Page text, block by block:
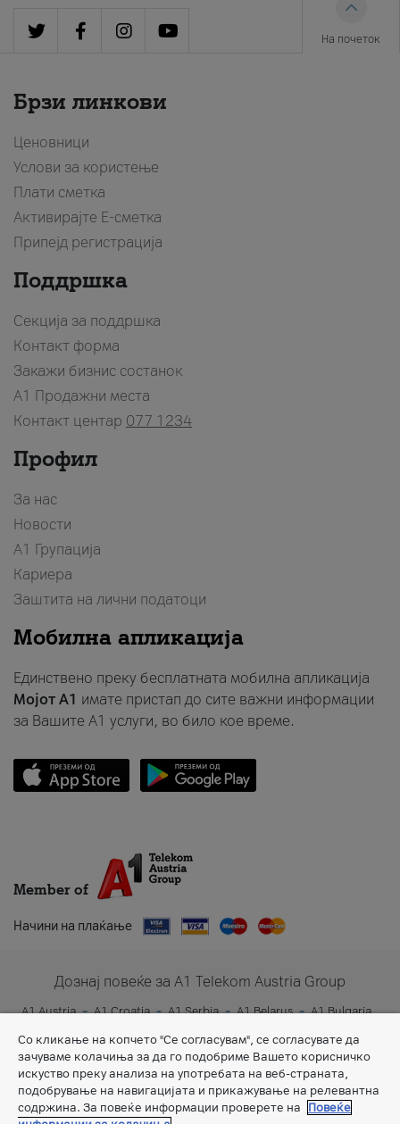
На почеток
Брзи линкови
Ценовници
Услови за користење
Плати сметка
Активирајте Е-сметка
Припејд регистрација
Поддршка
Секција за поддршка
Контакт форма
Закажи бизнис состанок
A1 Продажни места
Контакт центар 077 1234
Профил
За нас
Новости
А1 Групација
Кариера
Заштита на лични податоци
Мобилна апликација
Единствено преку бесплатната мобилна апликација
Мојот A1 имате пристап до сите важни информации
за Вашите A1 услуги, во било кое време.
Member of
Начини на плаќање
Дознај повеќе за A1 Telekom Austria Group
A1 Austria A1 Croatia A1 Serbia A1 Belarus
A1 Bulgaria
Со кликање на копчето "Се согласувам", се согласувате да
зачуваме колачиња за да го подобриме Вашето корисничко
искуство преку анализа на употребата на веб-страната,
подобрување на навигацијата и прикажување на релевантна
содржина. За повеќе информации проверете на
Повеќе